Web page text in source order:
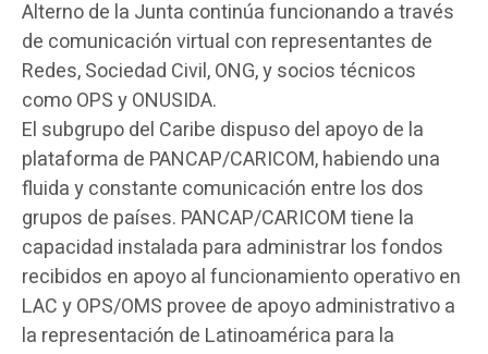
Alterno de la Junta continúa funcionando a través
de comunicación virtual con representantes de
Redes, Sociedad Civil, ONG, y socios técnicos
como OPS y ONUSIDA.
El subgrupo del Caribe dispuso del apoyo de la
plataforma de PANCAP/CARICOM, habiendo una
fluida y constante comunicación entre los dos
grupos de países. PANCAP/CARICOM tiene la
capacidad instalada para administrar los fondos
recibidos en apoyo al funcionamiento operativo en
LAC y OPS/OMS provee de apoyo administrativo a
la representación de Latinoamérica para la